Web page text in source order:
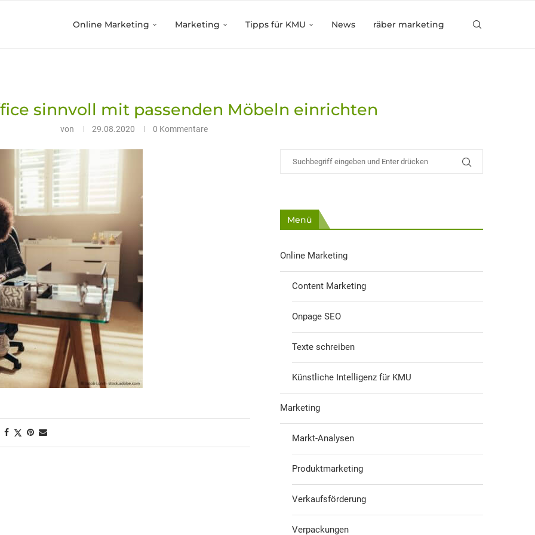
Online Marketing Marketing Tipps für KMU News räber marketing
sinnvoll mit passenden Möbeln einrichten
von 29.08.2020 0 Kommentare
Menü
Online Marketing
Content Marketing
Onpage SEO
Texte schreiben
Künstliche Intelligenz für KMU
Marketing
Markt-Analysen
Produktmarketing
Verkaufsförderung
Verpackungen